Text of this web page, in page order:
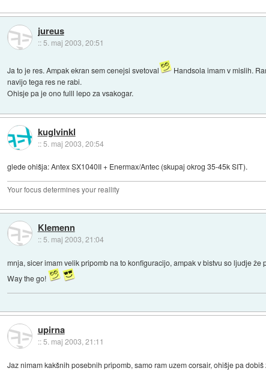
jureus
:: 5. maj 2003, 20:51
Ja to je res. Ampak ekran sem cenejsi svetoval
Handsola imam v mislih.
navijo tega res ne rabi.
Ohisje pa je ono fulll lepo za vsakogar.
kuglvinkl
::5. maj 2003, 20:54
glede ohišja: Antex SX1040II + Enermax/Antec (skupaj okrog 35-45k SIT).
Your focus determines your reallity
Klemenn
:: 5. maj 2003, 21:04
mnja, sicer imam velik pripomb na to konfiguracijo, ampak v bistvu so ljudje
Way the go!
upirna
::5. maj 2003, 21:11
Jaz nimam kakšnih posebnih pripomb, samo ram uzem corsair, ohišje pa